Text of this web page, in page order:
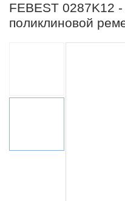
FEBEST 0287K12
поликлиновой